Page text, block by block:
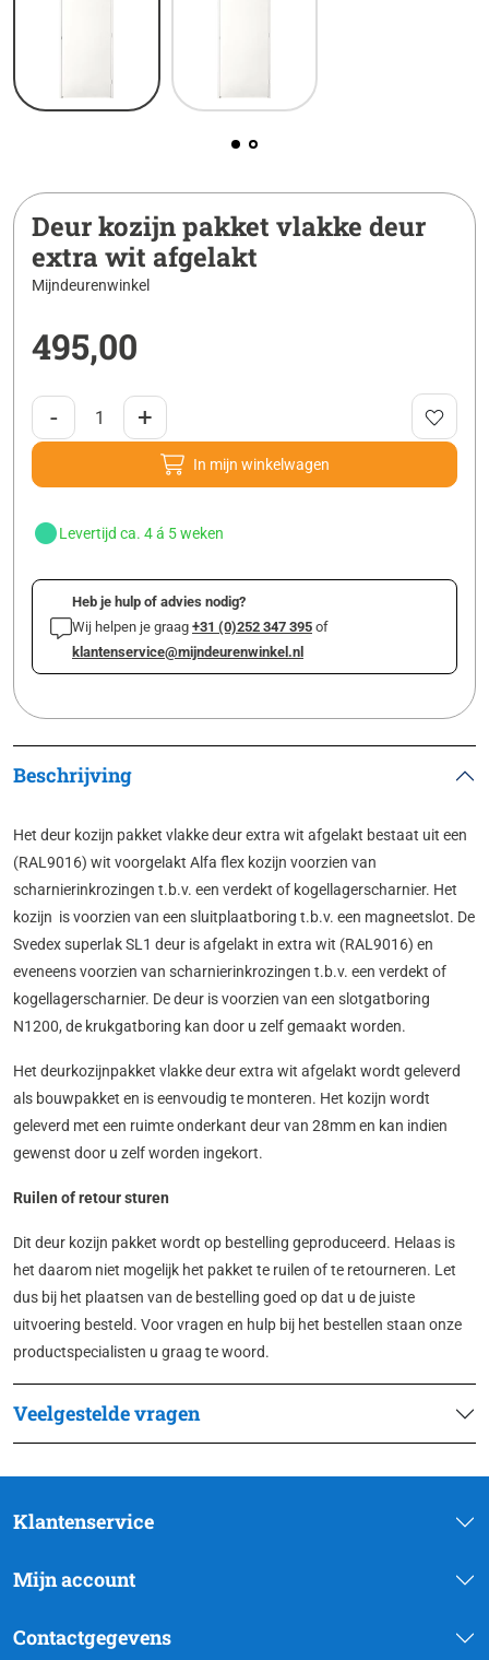
Deur kozijn pakket vlakke deur
extra wit afgelakt
Mijndeurenwinkel
495,00
- +
In mijn winkelwagen
Levertijd ca. 4 á 5 weken
Heb je hulp of advies nodig?
Wij helpen je graag +31 (0)252 347 395 of
klantenservice@mijndeurenwinkel.nl
Beschrijving
Het deur kozijn pakket vlakke deur extra wit afgelakt bestaat uit een
(RAL9016) wit voorgelakt Alfa flex kozijn voorzien van
scharnierinkrozingen t.b.v. een verdekt of kogellagerscharnier. Het
kozijn is voorzien van een sluitplaatboring t.b.v. een magneetslot. De
Svedex superlak SL1 deur is afgelakt in extra wit (RAL9016) en
eveneens voorzien van scharnierinkrozingen t.b.v. een verdekt of
kogellagerscharnier. De deur is voorzien van een slotgatboring
N1200, de krukgatboring kan door u zelf gemaakt worden.
Het deurkozijnpakket vlakke deur extra wit afgelakt wordt geleverd
als bouwpakket en is eenvoudig te monteren. Het kozijn wordt
geleverd met een ruimte onderkant deur van 28mm en kan indien
gewenst door u zelf worden ingekort.
Ruilen of retour sturen
Dit deur kozijn pakket wordt op bestelling geproduceerd. Helaas is
het daarom niet mogelijk het pakket te ruilen of te retourneren. Let
dus bij het plaatsen van de bestelling goed op dat u de juiste
uitvoering besteld. Voor vragen en hulp bij het bestellen staan onze
productspecialisten u graag te woord.
Veelgestelde vragen
Klantenservice
Mijn account
Contactgegevens